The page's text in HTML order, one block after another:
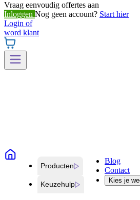
Vraag eenvoudig offertes aan
Inloggen Nog geen account? Start hier
Login of
word klant
Producten
Keuzehulp
Blog
Contact
Kies je